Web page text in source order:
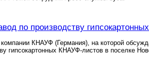
по производству
КНАУФ (Германия), на которой
гипсокартонных КНАУФ-листов в поселке